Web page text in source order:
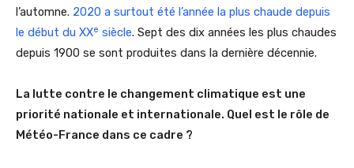
l’automne. 2020 a surtout été l’année la plus chaude depuis
le début du XXe siècle. Sept des dix années les plus chaudes
depuis 1900 se sont produites dans la dernière décennie.
La lutte contre le changement climatique est une
priorité nationale et internationale. Quel est le rôle de
Météo-France dans ce cadre ?